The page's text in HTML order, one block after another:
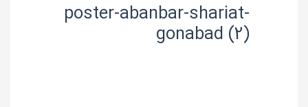
poster-abanbar-shariat-
gonabad (2)